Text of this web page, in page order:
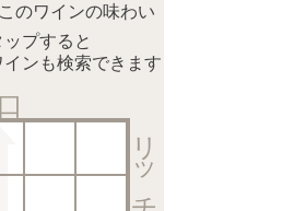
のワインの味わい
プすると
ンも検索できます